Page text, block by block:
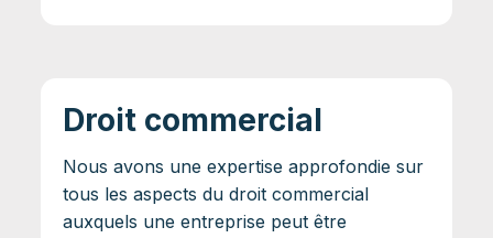
Droit commercial
Nous avons une expertise approfondie sur
tous les aspects du droit commercial
auxquels une entreprise peut être